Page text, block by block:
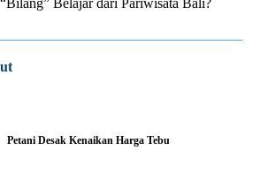
Belajar dari Pariwisata Bali?
Petani Desak Kenaikan Harga Tebu